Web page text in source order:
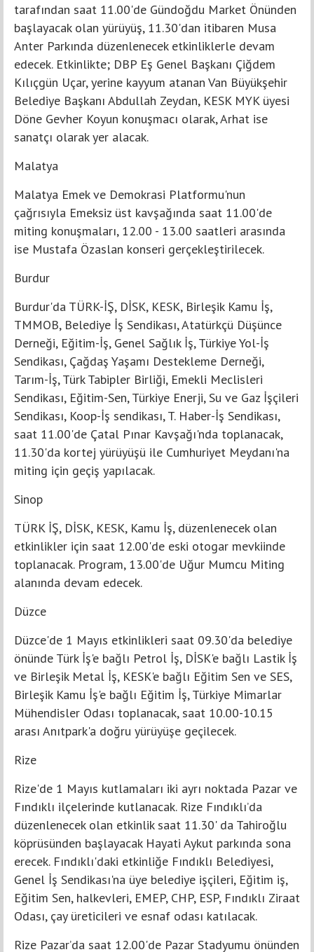
tarafından saat 11.00'de Gündoğdu Market Önünden
başlayacak olan yürüyüş, 11.30'dan itibaren Musa
Anter Parkında düzenlenecek etkinliklerle devam
edecek. Etkinlikte; DBP Eş Genel Başkanı Çiğdem
Kılıçgün Uçar, yerine kayyum atanan Van Büyükşehir
Belediye Başkanı Abdullah Zeydan, KESK MYK üyesi
Döne Gevher Koyun konuşmacı olarak, Arhat ise
sanatçı olarak yer alacak.
Malatya
Malatya Emek ve Demokrasi Platformu'nun
çağrısıyla Emeksiz üst kavşağında saat 11.00'de
miting konuşmaları, 12.00 - 13.00 saatleri arasında
ise Mustafa Özaslan konseri gerçekleştirilecek.
Burdur
Burdur'da TÜRK-İŞ, DİSK, KESK, Birleşik Kamu İş,
TMMOB, Belediye İş Sendikası, Atatürkçü Düşünce
Derneği, Eğitim-İş, Genel Sağlık İş, Türkiye Yol-İş
Sendikası, Çağdaş Yaşamı Destekleme Derneği,
Tarım-İş, Türk Tabipler Birliği, Emekli Meclisleri
Sendikası, Eğitim-Sen, Türkiye Enerji, Su ve Gaz İşçileri
Sendikası, Koop-İş sendikası, T. Haber-İş Sendikası,
saat 11.00'de Çatal Pınar Kavşağı'nda toplanacak,
11.30'da kortej yürüyüşü ile Cumhuriyet Meydanı'na
miting için geçiş yapılacak.
Sinop
TÜRK İŞ, DİSK, KESK, Kamu İş, düzenlenecek olan
etkinlikler için saat 12.00'de eski otogar mevkiinde
toplanacak. Program, 13.00'de Uğur Mumcu Miting
alanında devam edecek.
Düzce
Düzce'de 1 Mayıs etkinlikleri saat 09.30'da belediye
önünde Türk İş'e bağlı Petrol İş, DİSK'e bağlı Lastik İş
ve Birleşik Metal İş, KESK'e bağlı Eğitim Sen ve SES,
Birleşik Kamu İş'e bağlı Eğitim İş, Türkiye Mimarlar
Mühendisler Odası toplanacak, saat 10.00-10.15
arası Anıtpark'a doğru yürüyüşe geçilecek.
Rize
Rize'de 1 Mayıs kutlamaları iki ayrı noktada Pazar ve
Fındıklı ilçelerinde kutlanacak. Rize Fındıklı’da
düzenlenecek olan etkinlik saat 11.30' da Tahiroğlu
köprüsünden başlayacak Hayati Aykut parkında sona
erecek. Fındıklı'daki etkinliğe Fındıklı Belediyesi,
Genel İş Sendikası'na üye belediye işçileri, Eğitim iş,
Eğitim Sen, halkevleri, EMEP, CHP, ESP, Fındıklı Ziraat
Odası, çay üreticileri ve esnaf odası katılacak.
Rize Pazar’da saat 12.00'de Pazar Stadyumu önünden